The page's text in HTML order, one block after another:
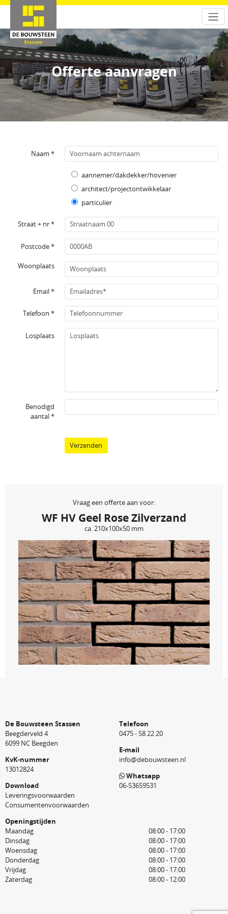
Offerte aanvragen
Naam *
aannemer/dakdekker/hovenier
architect/projectontwikkelaar
particulier
Straat + nr *
Postcode *
Woonplaats
Email *
Telefoon *
Losplaats
Benodigd
aantal *
Verzenden
Vraag een offerte aan voor:
WF HV Geel Rose Zilverzand
ca. 210x100x50 mm
De Bouwsteen Stassen
Beegderveld 4
6099 NC Beegden
KvK-nummer
13012824
Download
Leveringsvoorwaarden
Consumentenvoorwaarden
Telefoon
0475 - 58 22 20
E-mail
info@debouwsteen.nl
Whatsapp
06-53659531
Openingstijden
Maandag
08:00 - 17:00
Dinsdag
08:00 - 17:00
Woensdag
08:00 - 17:00
Donderdag
08:00 - 17:00
Vrijdag
08:00 - 17:00
Zaterdag
08:00 - 12:00